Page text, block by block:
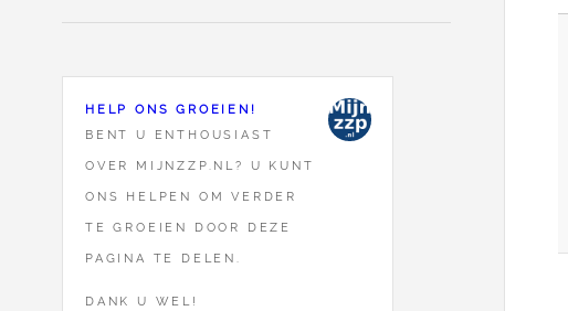
HELP ONS GROEIEN!
BENT U ENTHOUSIAST
OVER MIJNZZP.NL? U KUNT
ONS HELPEN OM VERDER
TE GROEIEN DOOR DEZE
PAGINA TE DELEN.
DANK U WEL!